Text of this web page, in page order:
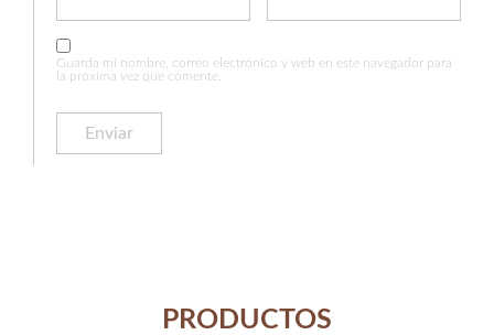
Guarda mi nombre, correo electrónico y web en este navegador para
la próxima vez que comente.
PRODUCTOS